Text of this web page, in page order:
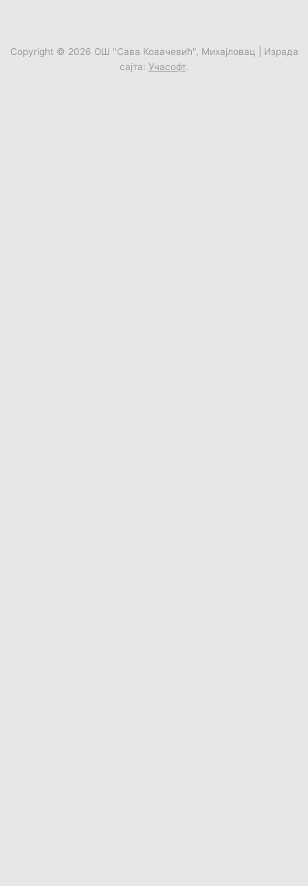
Copyright © 2026 ОШ "Сава Ковачевић", Михајловац | Израда
сајта: Учасофт.